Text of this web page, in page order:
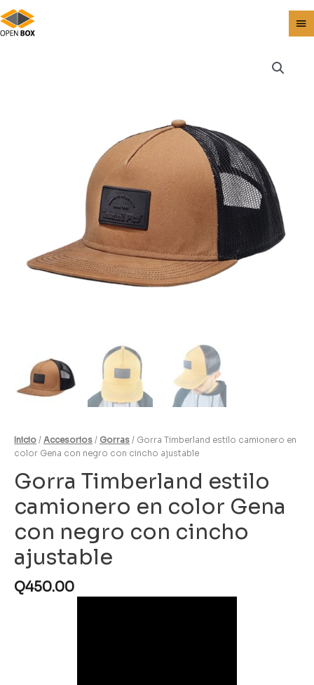
Inicio / Accesorios / Gorras / Gorra Timberland estilo camionero en
color Gena con negro con cincho ajustable
Gorra Timberland estilo
camionero en color Gena
con negro con cincho
ajustable
Q450.00